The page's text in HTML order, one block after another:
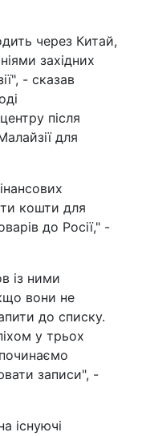
через Китай,
західних
- сказав
після
для
кошти для
до Росії," -
із ними
вони не
до списку.
у трьох
записи", -
існуючі